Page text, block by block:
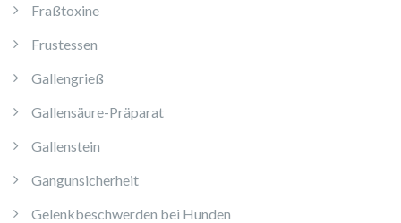
Fraßtoxine
Frustessen
Gallengrieß
Gallensäure-Präparat
Gallenstein
Gangunsicherheit
Gelenkbeschwerden bei Hunden